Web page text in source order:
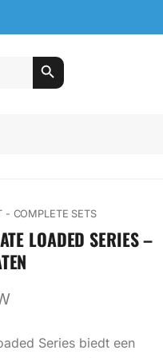
- COMPLETE SETS
LOADED SERIES –
Series biedt een